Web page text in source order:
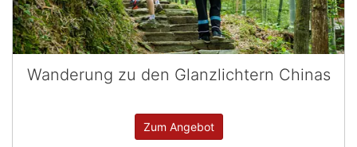
Wanderung zu den Glanzlichtern Chinas
Zum Angebot